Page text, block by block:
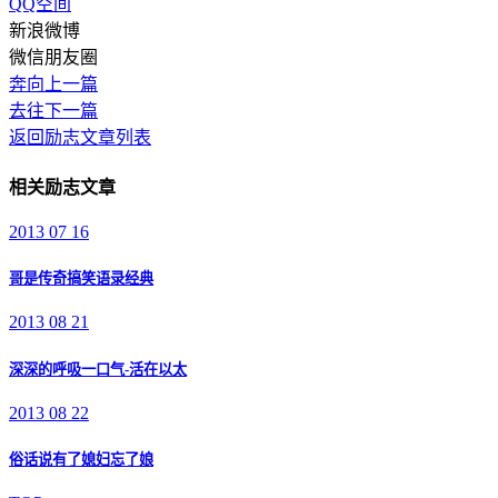
新浪微博
微信朋友圈
奔向上一篇
去往下一篇
返回励志文章列表
相关励志文章
2013 07 16
哥是传奇搞笑语录经典
2013 08 21
深深的呼吸一口气-活在以太
2013 08 22
俗话说有了媳妇忘了娘